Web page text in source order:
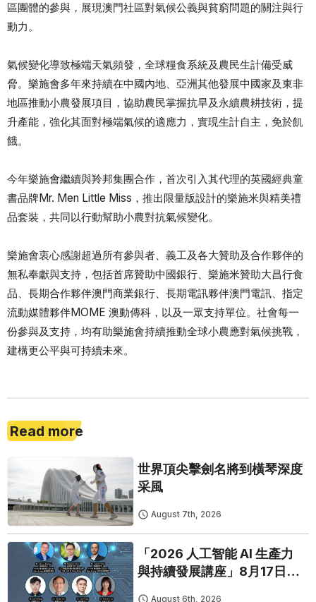
區團體的參與，展現澳門社區對氣候公義與貧窮問題的關注與行
動力。
氣候變化導致極端天氣頻發，全球糧食系統及農民生計備受威
脅。樂施會多年來持續在中國內地、亞洲其他發展中國家及東非
地區推動小農發展項目，協助農民掌握抗旱及永續農耕技術，提
升產能，強化其面對極端氣候的適應力，實現生計自主，免於飢
餓。
今年樂施會繼續與羚邦集團合作，首次引入其代理的英國經典童
書品牌Mr. Men Little Miss，推出限量版設計的樂施米與精美禮
品套裝，共同以行動幫助小農對抗氣候變化。
樂施會衷心感謝超過所有參與者、義工及各大贊助及合作夥伴的
無私奉獻與支持，包括首席贊助中國銀行、樂施米贊助大昌行食
品、長期合作夥伴澳門商業銀行、長期電訊夥伴澳門電訊、指定
流動媒體夥伴MOME 澳動傳科，以及一眾支持單位。社會每一
份參與及支持，均有助樂施會持續推動全球小農應對氣候挑戰，
建構更公平與可持續未來。
Read more
世界頂尖擊劍名將到橫琴深度
采風
August 7th, 2026
「2026 人工智能 AI 生產力
與持續發展講座」8月17日免
August 6th, 2026